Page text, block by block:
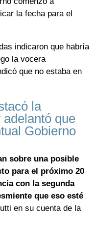
la fecha para el
indicaron que habría
la vocera
que no estaba en
la
que
Gobierno
sobre una posible
para el próximo 20
con la segunda
que eso esté
en su cuenta de la